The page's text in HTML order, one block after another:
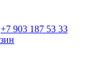
+7 903 187 53 33